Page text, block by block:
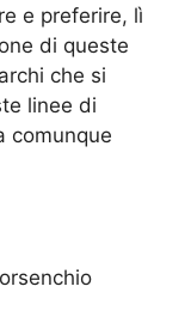
e preferire, lì
di queste
che si
linee di
comunque